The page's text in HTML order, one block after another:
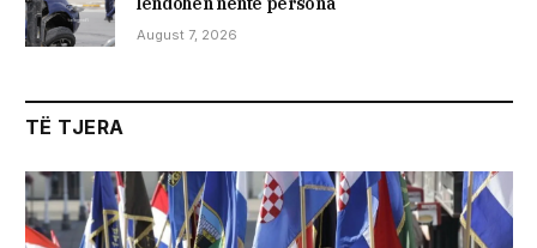
August 7, 2026
TË TJERA